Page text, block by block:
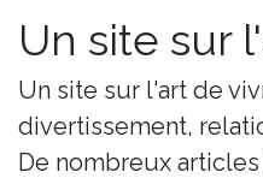
Un site sur
Un site sur l'art de
divertissement,
De nombreux